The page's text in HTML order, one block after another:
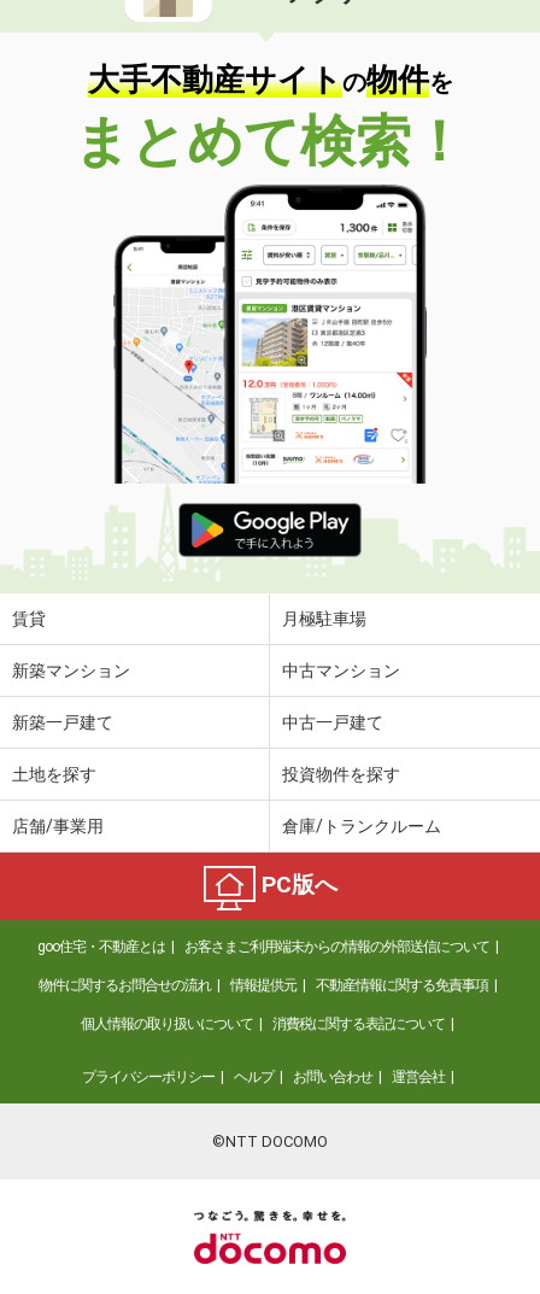
大手不動産サイトの物件を
まとめて検索！
賃貸 月極駐車場
新築マンション 中古マンション
新築一戸建て 中古一戸建て
土地を探す 投資物件を探す
店舗/事業用 倉庫/トランクルーム
PC版へ
goo住宅・不動産とは お客さまご利用端末からの情報の外部送信について
物件に関するお問合せの流れ 情報提供元 不動産情報に関する免責事項
個人情報の取り扱いについて 消費税に関する表記について
プライバシーポリシー ヘルプ お問い合わせ 運営会社
©NTT DOCOMO